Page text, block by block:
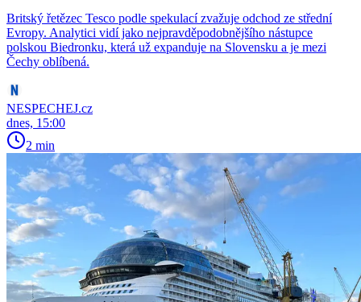
Britský řetězec Tesco podle spekulací zvažuje odchod ze střední
Evropy. Analytici vidí jako nejpravděpodobnějšího nástupce
polskou Biedronku, která už expanduje na Slovensku a je mezi
Čechy oblíbená.
NESPECHEJ.cz
dnes, 15:00
2 min